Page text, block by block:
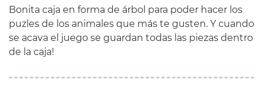
Bonita caja en forma de árbol para poder hacer los
puzles de los animales que más te gusten. Y cuando
se acava el juego se guardan todas las piezas dentro
de la caja!